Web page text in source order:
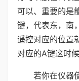
可以、重要的是
键，代表东，南
遥控对应的位置
对应的A键这时
若你在仪器